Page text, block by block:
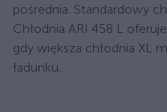
pośrednia. Standardowy
Chłodnia ARI 458 L
gdy większa chłodnia XL
ładunku.